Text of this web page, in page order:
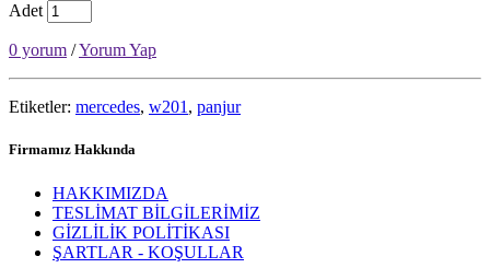
Adet
0 yorum /Yorum Yap
Etiketler: mercedes, w201 , panjur
Firmamız Hakkında
HAKKIMIZDA
TESLİMAT BİLGİLERİMİZ
GİZLİLİK POLİTİKASI
ŞARTLAR - KOŞULLAR